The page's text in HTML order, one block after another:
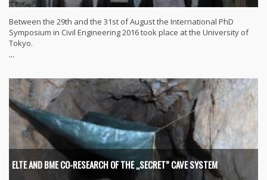
Between the 29th and the 31st of August the International PhD
Symposium in Civil Engineering 2016 took place at the University of
Tokyo.
...
ELTE AND BME CO-RESEARCH OF THE „SECRET” CAVE SYSTEM